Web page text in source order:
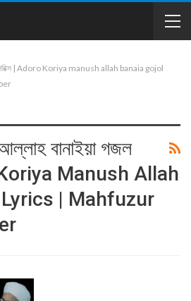
লিরিক্স | Adoro Koriya manush allah banaia gojol
বানাইয়া গজল
Koriya Manush Allah
| Mahfuzur